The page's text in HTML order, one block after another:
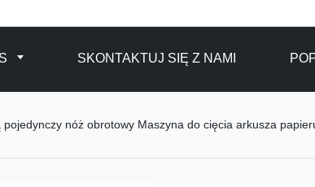
SKONTAKTUJ SIĘ Z NAMI
nóż obrotowy Maszyna do cięcia arkusza